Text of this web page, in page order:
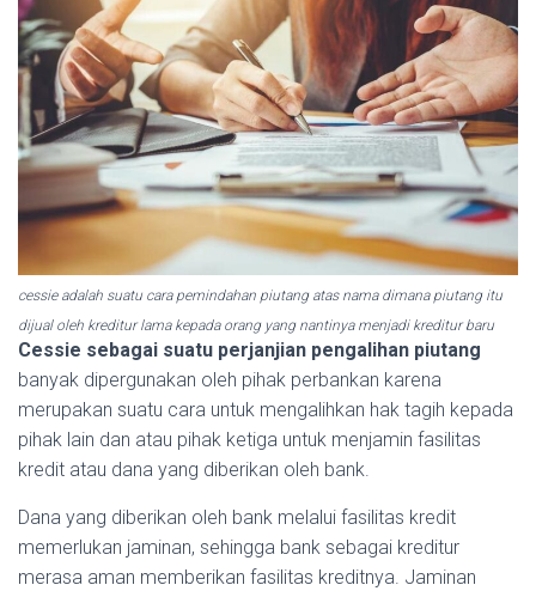
N
cessie adalah suatu cara pemindahan piutang atas nama dimana piutang itu
dijual oleh kreditur lama kepada orang yang nantinya menjadi kreditur baru
Cessie sebagai suatu perjanjian pengalihan piutang
banyak dipergunakan oleh pihak perbankan karena
merupakan suatu cara untuk mengalihkan hak tagih kepada
pihak lain dan atau pihak ketiga untuk menjamin fasilitas
kredit atau dana yang diberikan oleh bank.
Dana yang diberikan oleh bank melalui fasilitas kredit
memerlukan jaminan, sehingga bank sebagai kreditur
merasa aman memberikan fasilitas kreditnya. Jaminan